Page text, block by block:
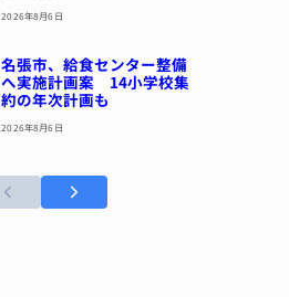
2026年8月6日
名張市、給食センター整備
へ実施計画案 14小学校集
約の年次計画も
2026年8月6日